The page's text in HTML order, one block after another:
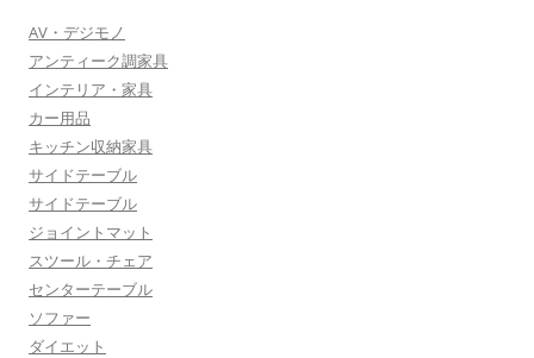
AV・デジモノ
アンティーク調家具
インテリア・家具
カー用品
キッチン収納家具
サイドテーブル
サイドテーブル
ジョイントマット
スツール・チェア
センターテーブル
ソファー
ダイエット